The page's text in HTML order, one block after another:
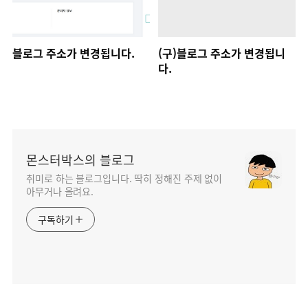
블로그 주소가 변경됩니다.
(구)블로그 주소가 변경됩니
다.
몬스터박스의 블로그
취미로 하는 블로그입니다. 딱히 정해진 주제 없이
아무거나 올려요.
구독하기